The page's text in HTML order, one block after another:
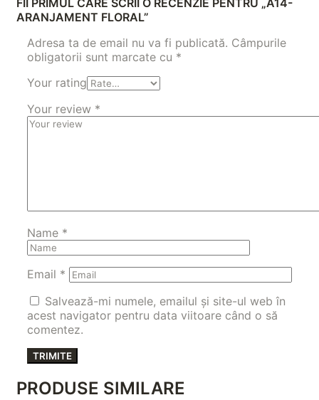
FII PRIMUL CARE SCRII O RECENZIE PENTRU „A14-
ARANJAMENT FLORAL”
Adresa ta de email nu va fi publicată. Câmpurile
obligatorii sunt marcate cu *
Your rating
Your review *
Name *
Email *
Salvează-mi numele, emailul și site-ul web în
acest navigator pentru data viitoare când o să
comentez.
PRODUSE SIMILARE